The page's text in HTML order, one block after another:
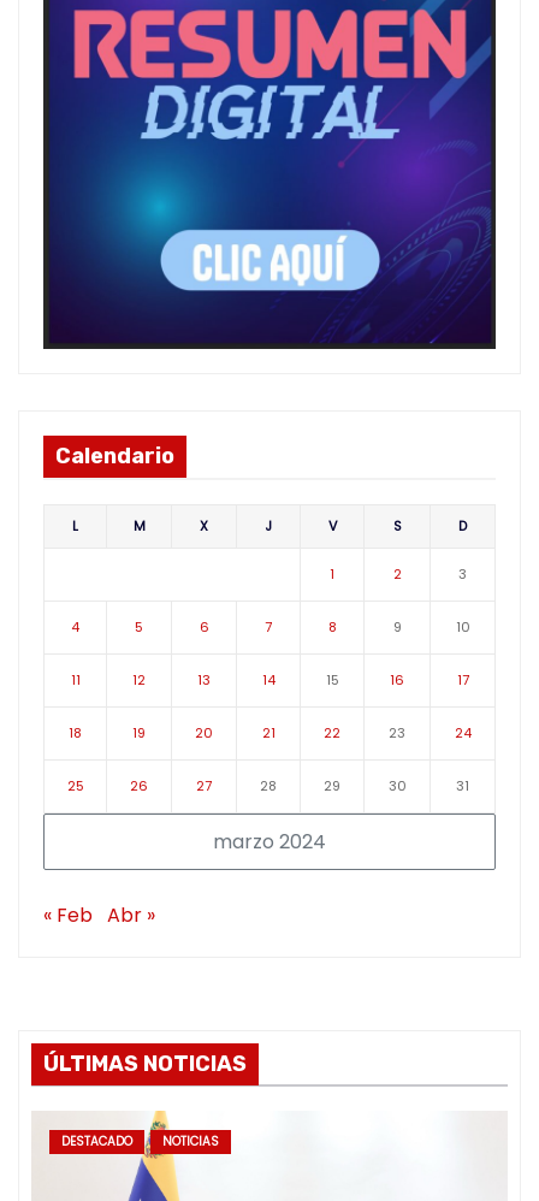
Calendario
marzo 2024
L M X J V S D
1 2 3
4 5 6 7 8 9 10
11 12 13 14 15 16 17
18 19 20 21 22 23 24
25 26 27 28 29 30 31
« Feb Abr »
ÚLTIMAS NOTICIAS
DESTACADO NOTICIAS